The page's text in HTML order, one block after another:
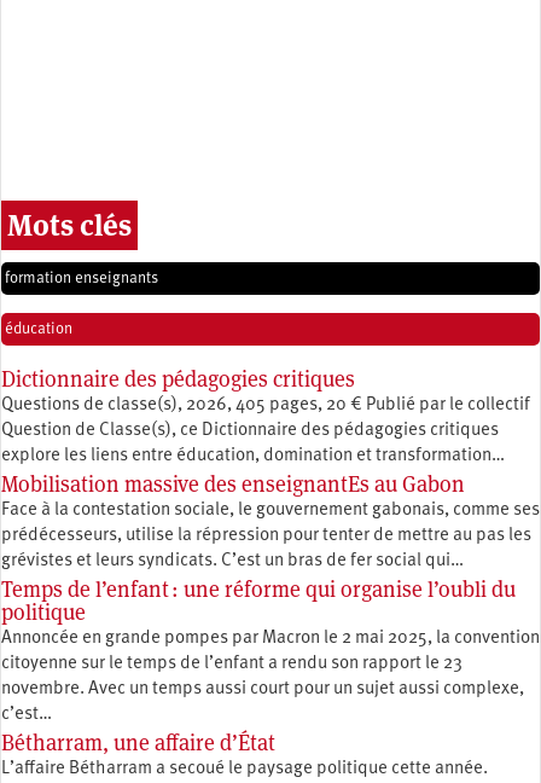
Mots clés
formation enseignants
éducation
Dictionnaire des pédagogies critiques
Questions de classe(s), 2026, 405 pages, 20 € Publié par le collectif
Question de Classe(s), ce Dictionnaire des pédagogies critiques
explore les liens entre éducation, ­domination et transformation…
Mobilisation massive des enseignantEs au Gabon
Face à la contestation sociale, le gouvernement gabonais, comme ses
prédécesseurs, utilise la répression pour tenter de mettre au pas les
grévistes et leurs syndicats. C’est un bras de fer social qui…
Temps de l’enfant : une réforme qui organise l’oubli du
politique
Annoncée en grande pompes par Macron le 2 mai 2025, la convention
citoyenne sur le temps de l’enfant a rendu son rapport le 23
novembre. Avec un temps aussi court pour un sujet aussi complexe,
c’est…
Bétharram, une affaire d’État
L’affaire Bétharram a secoué le paysage politique cette année.